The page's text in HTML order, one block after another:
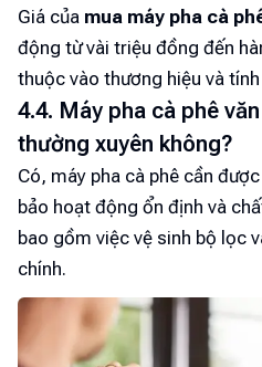
Giá của mua máy pha cà
động từ vài triệu đồng đến
thuộc vào thương hiệu và
4.4. Máy pha cà phê
thường xuyên không?
Có, máy pha cà phê cần
bảo hoạt động ổn định và
bao gồm việc vệ sinh bộ lọc
chính.